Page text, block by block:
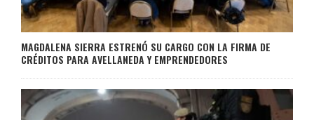
MAGDALENA SIERRA ESTRENÓ SU CARGO CON LA FIRMA DE
CRÉDITOS PARA AVELLANEDA Y EMPRENDEDORES